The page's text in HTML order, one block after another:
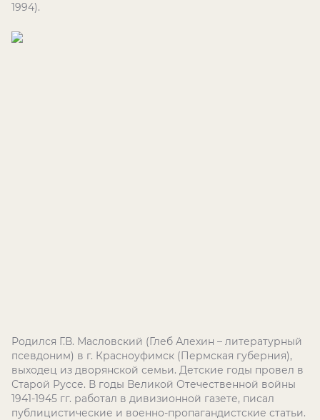
1994).
Родился Г.В. Масловский (Глеб Алехин – литературный
псевдоним) в г. Красноуфимск (Пермская губерния),
выходец из дворянской семьи. Детские годы провел в
Старой Руссе. В годы Великой Отечественной войны
1941-1945 гг. работал в дивизионной газете, писал
публицистические и военно-пропагандистские статьи.